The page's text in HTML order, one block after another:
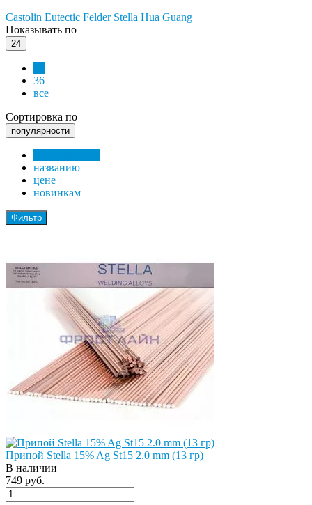
Castolin Eutectic Felder Stella Hua Guang
Показывать по
24
36
все
Сортировка по
популярности
названию
цене
новинкам
Фильтр
Припой Stella 15% Ag St15 2.0 mm (13 гр)
В наличии
749 руб.